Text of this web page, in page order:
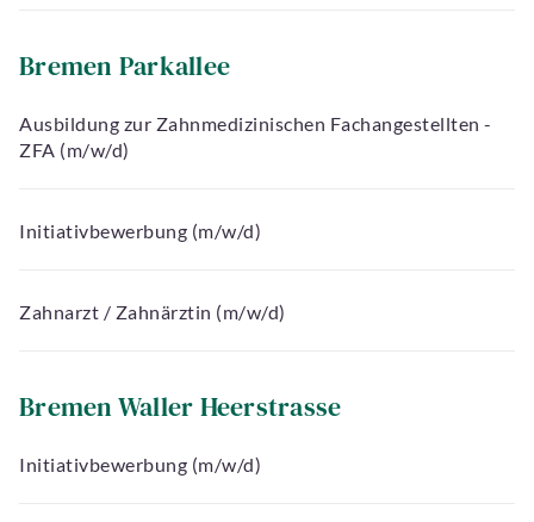
Bremen Parkallee
Ausbildung zur Zahnmedizinischen Fachangestellten -
ZFA (m/w/d)
Initiativbewerbung (m/w/d)
Zahnarzt / Zahnärztin (m/w/d)
Bremen Waller Heerstrasse
Initiativbewerbung (m/w/d)